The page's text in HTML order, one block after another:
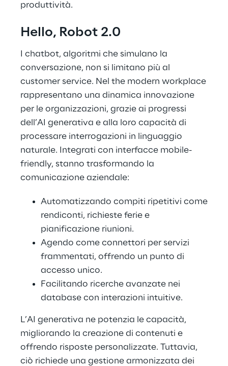
produttività.
Hello, Robot 2.0
I chatbot, algoritmi che simulano la
conversazione, non si limitano più al
customer service. Nel the modern workplace
rappresentano una dinamica innovazione
per le organizzazioni, grazie ai progressi
dell’AI generativa e alla loro capacità di
processare interrogazioni in linguaggio
naturale. Integrati con interfacce mobile-
friendly, stanno trasformando la
comunicazione aziendale:
Automatizzando compiti ripetitivi come
rendiconti, richieste ferie e
pianificazione riunioni.
Agendo come connettori per servizi
frammentati, offrendo un punto di
accesso unico.
Facilitando ricerche avanzate nei
database con interazioni intuitive.
L’AI generativa ne potenzia le capacità,
migliorando la creazione di contenuti e
offrendo risposte personalizzate. Tuttavia,
ciò richiede una gestione armonizzata dei